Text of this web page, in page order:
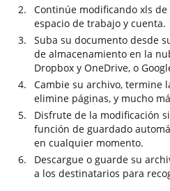
Continúe modificando xls
espacio de trabajo y cuenta.
Suba su documento desde
de almacenamiento en la
Dropbox y OneDrive, o
Cambie su archivo, termine
elimine páginas, y mucho
Disfrute de la modificación
función de guardado
en cualquier momento.
Descargue o guarde su
a los destinatarios para